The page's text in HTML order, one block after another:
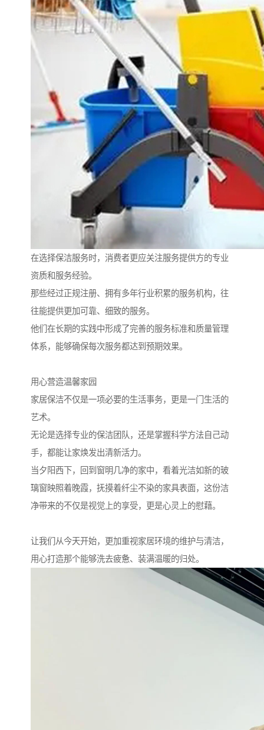
在选择保洁服务时，消费者更应关注服务提供方的专业
资质和服务经验。
那些经过正规注册、拥有多年行业积累的服务机构，往
往能提供更加可靠、细致的服务。
他们在长期的实践中形成了完善的服务标准和质量管理
体系，能够确保每次服务都达到预期效果。
用心营造温馨家园
家居保洁不仅是一项必要的生活事务，更是一门生活的
艺术。
无论是选择专业的保洁团队，还是掌握科学方法自己动
手，都能让家焕发出清新活力。
当夕阳西下，回到窗明几净的家中，看着光洁如新的玻
璃窗映照着晚霞，抚摸着纤尘不染的家具表面，这份洁
净带来的不仅是视觉上的享受，更是心灵上的慰藉。
让我们从今天开始，更加重视家居环境的维护与清洁，
用心打造那个能够洗去疲惫、装满温暖的归处。